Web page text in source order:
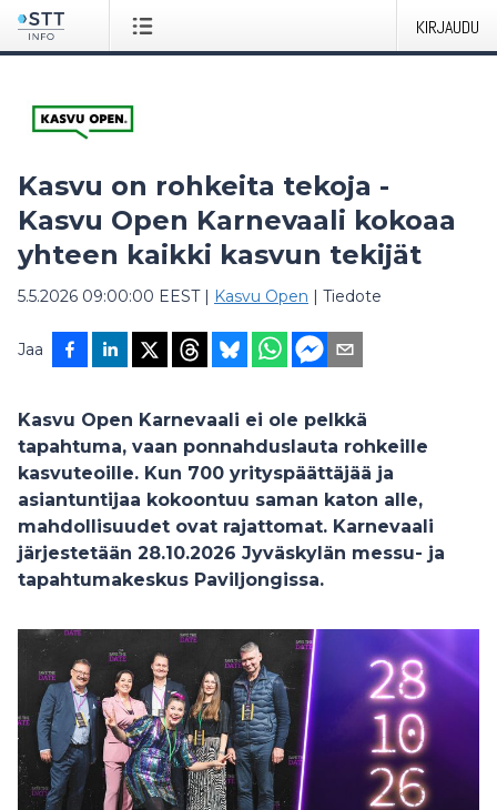
KIRJAUDU
Kasvu on rohkeita tekoja -
Kasvu Open Karnevaali kokoaa
yhteen kaikki kasvun tekijät
5.5.2026 09:00:00 EEST| Kasvu Open | Tiedote
Jaa
Kasvu Open Karnevaali ei ole pelkkä
tapahtuma, vaan ponnahduslauta rohkeille
kasvuteoille. Kun 700 yrityspäättäjää ja
asiantuntijaa kokoontuu saman katon alle,
mahdollisuudet ovat rajattomat. Karnevaali
järjestetään 28.10.2026 Jyväskylän messu- ja
tapahtumakeskus Paviljongissa.